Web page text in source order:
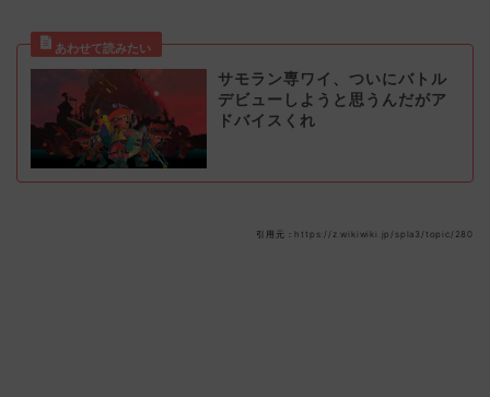
サモラン専ワイ、ついにバトル
デビューしようと思うんだがア
ドバイスくれ
引用元：https://z.wikiwiki.jp/spla3/topic/280